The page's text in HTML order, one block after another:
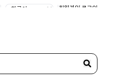
| |회원가입|로그인